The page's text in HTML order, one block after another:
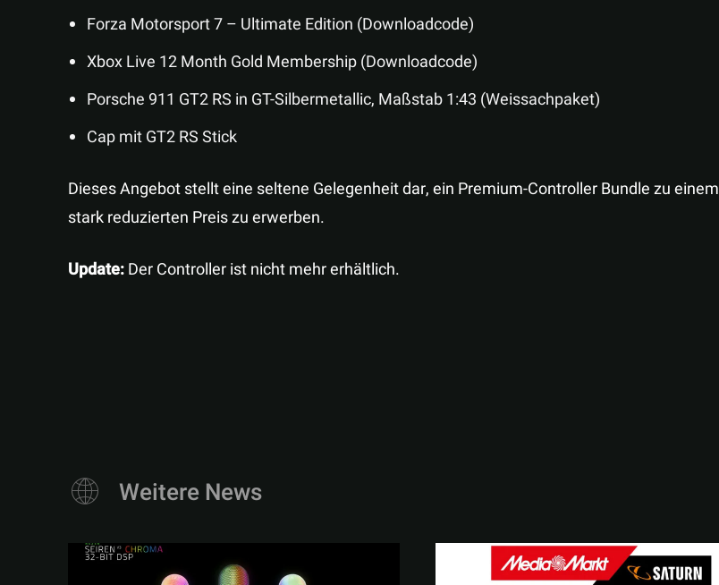
Forza Motorsport 7 – Ultimate Edition (Downloadcode)
Xbox Live 12 Month Gold Membership (Downloadcode)
Porsche 911 GT2 RS in GT-Silbermetallic, Maßstab 1:43 (Weissachpaket)
Cap mit GT2 RS Stick
Dieses Angebot stellt eine seltene Gelegenheit dar, ein Premium-Controller Bundle zu einem
stark reduzierten Preis zu erwerben.
Update:Der Controller ist nicht mehr erhältlich.
Weitere News